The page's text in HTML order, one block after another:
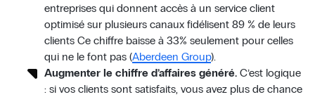
entreprises qui donnent accès à un service client
optimisé sur plusieurs canaux fidélisent 89 % de leurs
clients Ce chiffre baisse à 33% seulement pour celles
qui ne le font pas (Aberdeen Group).
Augmenter le chiffre d’affaires généré. C’est logique
: si vos clients sont satisfaits, vous avez plus de chance